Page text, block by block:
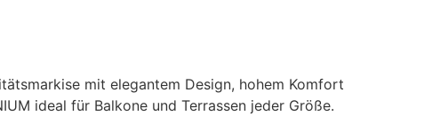
mit elegantem Design, hohem Komfort
ideal für Balkone und Terrassen jeder Größe.